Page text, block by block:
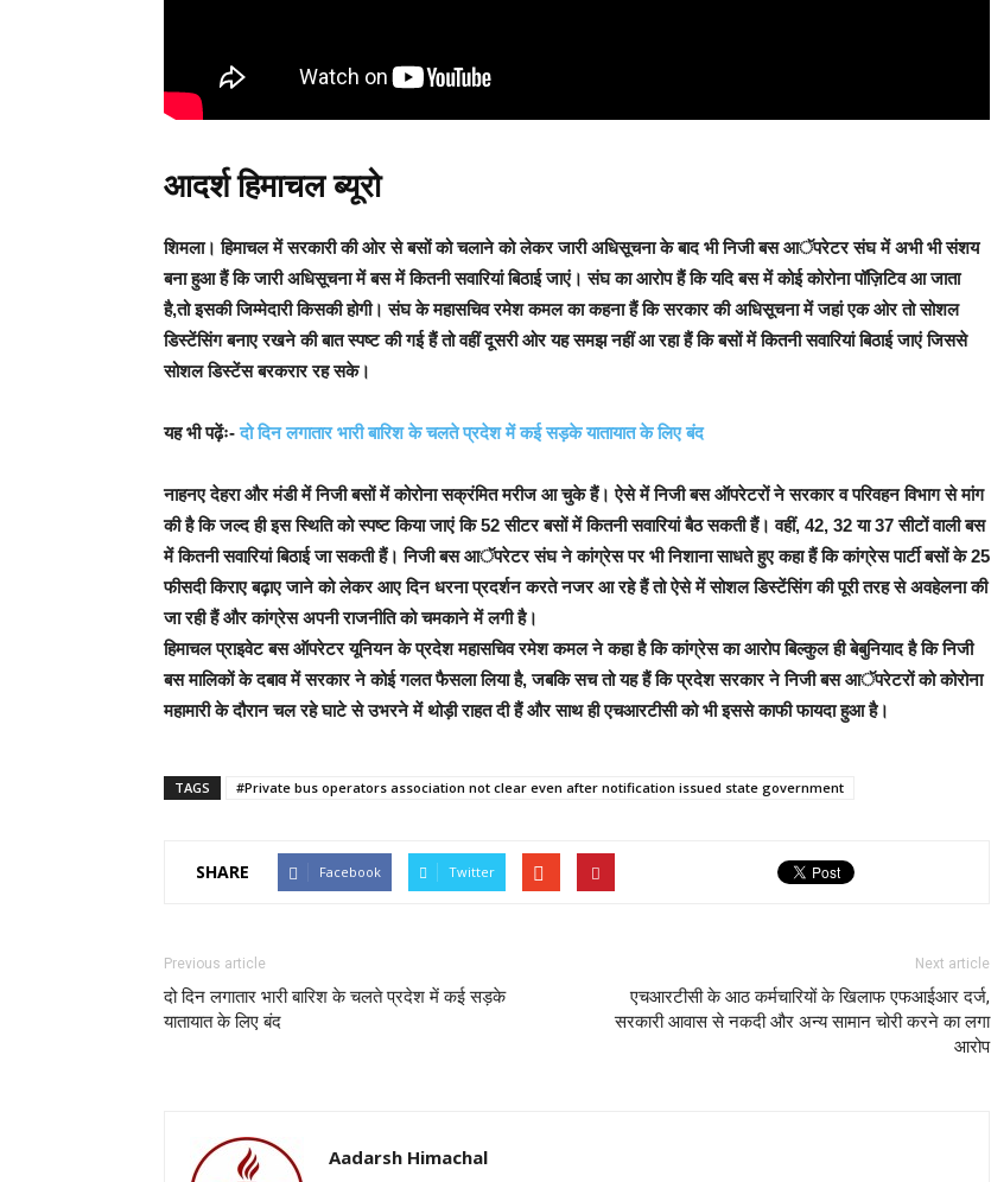
आदर्श हिमाचल ब्यूरो
शिमला। हिमाचल में सरकारी की ओर से बसों को चलाने को लेकर जारी अधिसूचना के बाद भी निजी बस आॅपरेटर संघ में अभी भी संशय
बना हुआ हैं कि जारी अधिसूचना में बस में कितनी सवारियां बिठाई जाएं। संघ का आरोप हैं कि यदि बस में कोई कोरोना पॉज़िटिव आ जाता
है,तो इसकी जिम्मेदारी किसकी होगी। संघ के महासचिव रमेश कमल का कहना हैं कि सरकार की अधिसूचना में जहां एक ओर तो सोशल
डिस्टेंसिंग बनाए रखने की बात स्पष्ट की गई हैं तो वहीं दूसरी ओर यह समझ नहीं आ रहा हैं कि बसों में कितनी सवारियां बिठाई जाएं जिससे
सोशल डिस्टेंस बरकरार रह सके।
यह भी पढ़ेंः-दो दिन लगातार भारी बारिश के चलते प्रदेश में कई सड़के यातायात के लिए बंद
नाहनए देहरा और मंडी में निजी बसों में कोरोना सक्रंमित मरीज आ चुके हैं। ऐसे में निजी बस ऑपरेटरों ने सरकार व परिवहन विभाग से मांग
की है कि जल्द ही इस स्थिति को स्पष्ट किया जाएं कि 52 सीटर बसों में कितनी सवारियां बैठ सकती हैं। वहीं, 42, 32 या 37 सीटों वाली बस
में कितनी सवारियां बिठाई जा सकती हैं।निजी बस आॅपरेटर संघ ने कांग्रेस पर भी निशाना साधते हुए कहा हैं कि कांग्रेस पार्टी बसों के 25
फीसदी किराए बढ़ाए जाने को लेकर आए दिन धरना प्रदर्शन करते नजर आ रहे हैं तो ऐसे में सोशल डिस्टेंसिंग की पूरी तरह से अवहेलना की
जा रही हैं और कांग्रेस अपनी राजनीति को चमकाने में लगी है।
हिमाचल प्राइवेट बस ऑपरेटर यूनियन के प्रदेश महासचिव रमेश कमल ने कहा है कि कांग्रेस का आरोप बिल्कुल ही बेबुनियाद है कि निजी
बस मालिकों के दबाव में सरकार ने कोई गलत फैसला लिया है,जबकि सच तो यह हैं कि प्रदेश सरकार ने निजी बस आॅपरेटरों को कोरोना
महामारी के दौरान चल रहे घाटे से उभरने में थोड़ी राहत दी हैं और साथ ही एचआरटीसी को भी इससे काफी फायदा हुआ है।
TAGS #Private bus operators association not clear even after notification issued state government
SHARE Facebook Twitter
Previous article
दो दिन लगातार भारी बारिश के चलते प्रदेश में कई सड़के
यातायात के लिए बंद
Next article
एचआरटीसी के आठ कर्मचारियों के खिलाफ एफआईआर दर्ज,
सरकारी आवास से नकदी और अन्य सामान चोरी करने का लगा
आरोप
Aadarsh Himachal